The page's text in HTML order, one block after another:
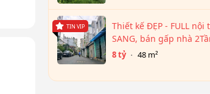
TIN VIP
Thiết kế ĐẸP - FULL nội
SANG, bán gấp nhà
48m² - Hẻm 2 XE HƠI ra
8 tỷ 48 m²